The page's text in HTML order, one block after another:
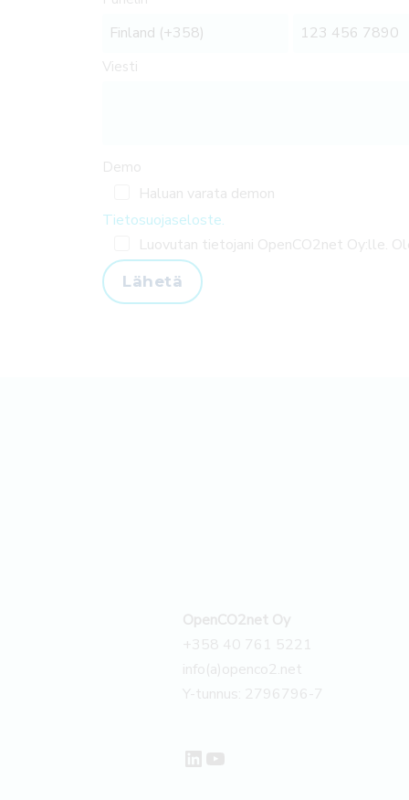
Viesti
Demo
Haluan varata demon
Tietosuojaseloste.
Luovutan tietojani OpenCO2net Oy:lle.
Lähetä
OpenCO2net Oy
+358 40 761 5221
info(a)openco2.net
Y-tunnus: 2796796-7
LinkedIn
YouTube